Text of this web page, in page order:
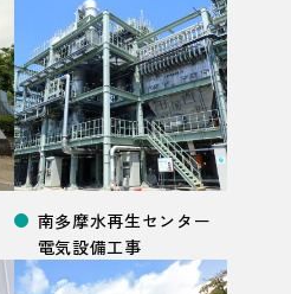
南多摩水再生センター
電気設備工事